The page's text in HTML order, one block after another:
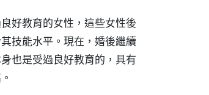
好教育的女性，這些女性後
技能水平。現在，婚後繼續
也是受過良好教育的，具有